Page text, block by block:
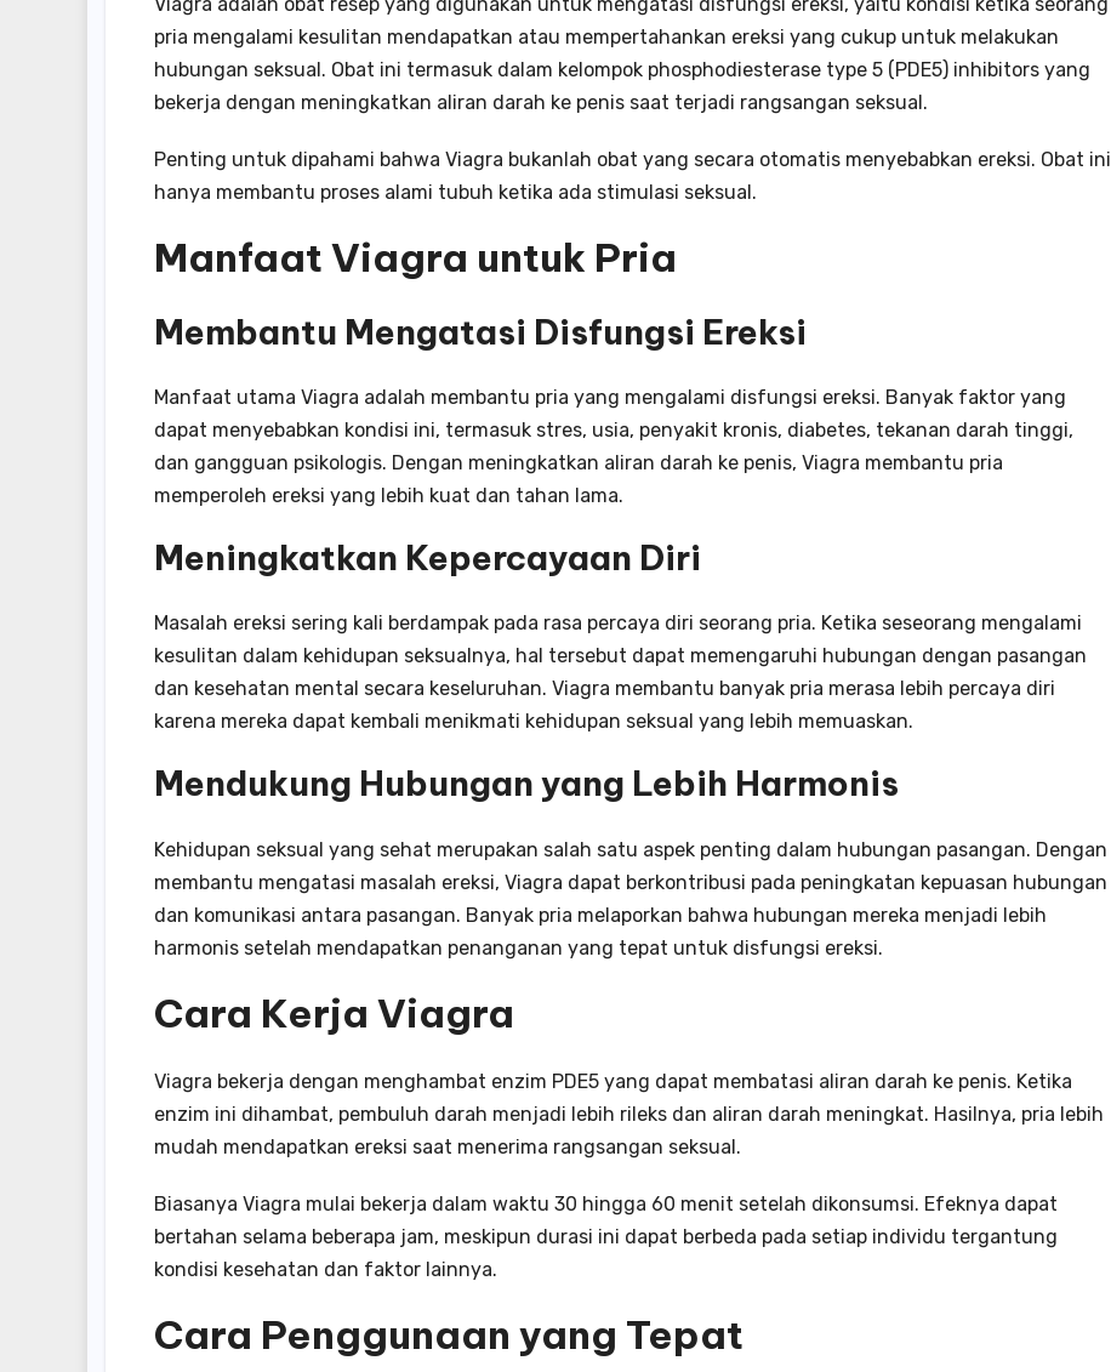
pria mengalami kesulitan mendapatkan atau mempertahankan ereksi yang cukup untuk melakukan
hubungan seksual. Obat ini termasuk dalam kelompok phosphodiesterase type 5 (PDE5) inhibitors yang
bekerja dengan meningkatkan aliran darah ke penis saat terjadi rangsangan seksual.
Penting untuk dipahami bahwa Viagra bukanlah obat yang secara otomatis menyebabkan ereksi. Obat ini
hanya membantu proses alami tubuh ketika ada stimulasi seksual.
Manfaat Viagra untuk Pria
Membantu Mengatasi Disfungsi Ereksi
Manfaat utama Viagra adalah membantu pria yang mengalami disfungsi ereksi. Banyak faktor yang
dapat menyebabkan kondisi ini, termasuk stres, usia, penyakit kronis, diabetes, tekanan darah tinggi,
dan gangguan psikologis. Dengan meningkatkan aliran darah ke penis, Viagra membantu pria
memperoleh ereksi yang lebih kuat dan tahan lama.
Meningkatkan Kepercayaan Diri
Masalah ereksi sering kali berdampak pada rasa percaya diri seorang pria. Ketika seseorang mengalami
kesulitan dalam kehidupan seksualnya, hal tersebut dapat memengaruhi hubungan dengan pasangan
dan kesehatan mental secara keseluruhan. Viagra membantu banyak pria merasa lebih percaya diri
karena mereka dapat kembali menikmati kehidupan seksual yang lebih memuaskan.
Mendukung Hubungan yang Lebih Harmonis
Kehidupan seksual yang sehat merupakan salah satu aspek penting dalam hubungan pasangan. Dengan
membantu mengatasi masalah ereksi, Viagra dapat berkontribusi pada peningkatan kepuasan hubungan
dan komunikasi antara pasangan. Banyak pria melaporkan bahwa hubungan mereka menjadi lebih
harmonis setelah mendapatkan penanganan yang tepat untuk disfungsi ereksi.
Cara Kerja Viagra
Viagra bekerja dengan menghambat enzim PDE5 yang dapat membatasi aliran darah ke penis. Ketika
enzim ini dihambat, pembuluh darah menjadi lebih rileks dan aliran darah meningkat. Hasilnya, pria lebih
mudah mendapatkan ereksi saat menerima rangsangan seksual.
Biasanya Viagra mulai bekerja dalam waktu 30 hingga 60 menit setelah dikonsumsi. Efeknya dapat
bertahan selama beberapa jam, meskipun durasi ini dapat berbeda pada setiap individu tergantung
kondisi kesehatan dan faktor lainnya.
Cara Penggunaan yang Tepat